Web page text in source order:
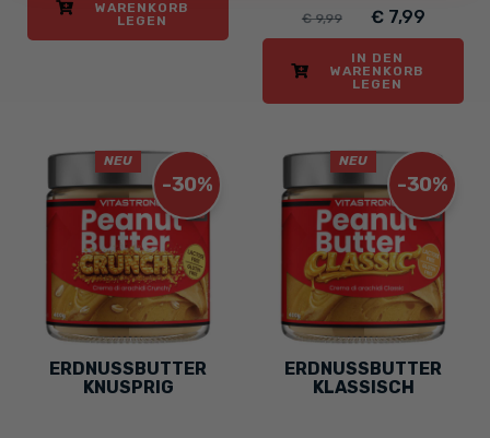
WARENKORB
LEGEN
€ 9,99 € 7,99
IN DEN
WARENKORB
LEGEN
-30%
NEU
ERDNUSSBUTTER
KNUSPRIG
-30%
NEU
ERDNUSSBUTTER
KLASSISCH